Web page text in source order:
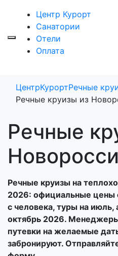
Центр Курорт
Санатории
Отели
Оплата
ЦентрКурортРечные
Речные круизы из
Речные
Речные круизы на
2026: официальные цены
с человека, туры на июль,
октябрь 2026.
путевки на желаемые
забронируют.